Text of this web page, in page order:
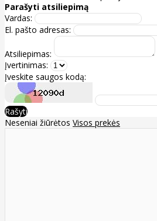
Parašyti atsiliepimą
Vardas:
El. pašto adresas:
Atsiliepimas:
Įvertinimas:
Įveskite saugos kodą:
Rašyti
Neseniai žiūrėtos Visos prekės